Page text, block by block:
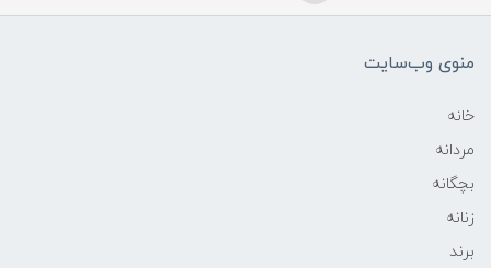
منوی وب‌سایت
خانه
مردانه
بچگانه
زنانه
برند